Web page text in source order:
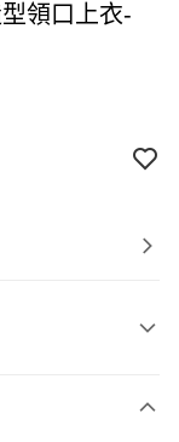
領口上衣-